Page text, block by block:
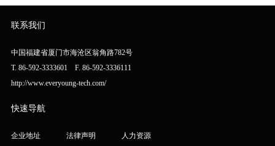
联系我们
中国福建省厦门市海沧区翁角路782号
T. 86-592-3333601 F. 86-592-3336111
http://www.everyoung-tech.com/
快速导航
企业地址 法律声明 人力资源